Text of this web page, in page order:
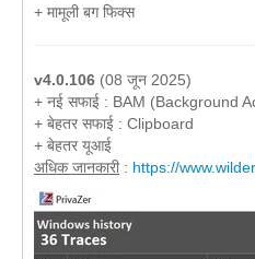
+ मामूली बग फिक्स
v4.0.106 (08 जून 2025)
+ नई सफाई : BAM (Background
+ बेहतर सफाई : Clipboard
+ बेहतर यूआई
अधिक जानकारी: https://